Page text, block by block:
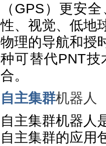
（GPS）更安
性、视觉、低地
物理的导航和授
种可替代PNT
合。
自主集群机器人
自主集群机器人
自主集群的应用